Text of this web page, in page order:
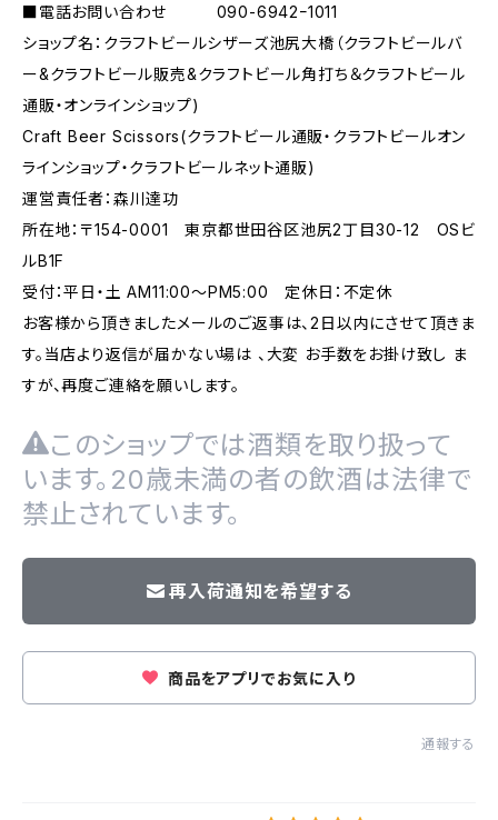
■電話お問い合わせ 090-6942ｰ1011
ショップ名：クラフトビールシザーズ池尻大橋（クラフトビールバ
ー&クラフトビール販売&クラフトビール角打ち＆クラフトビール
通販・オンラインショップ)
Craft Beer Scissors(クラフトビール通販・クラフトビールオン
ラインショップ・クラフトビールネット通販)
運営責任者：森川達功
所在地：〒154-0001 東京都世田谷区池尻2丁目30-12 OSビ
ルB1F
受付：平日・土 AM11:00～PM5:00 定休日：不定休
お客様から頂きましたメールのご返事は、2日以内にさせて頂きま
す。当店より返信が届かない場は 、大変 お手数をお掛け致し ま
すが、再度ご連絡を願いします。
このショップでは酒類を取り扱って
います。20歳未満の者の飲酒は法律で
禁止されています。
再入荷通知を希望する
商品をアプリでお気に入り
通報する